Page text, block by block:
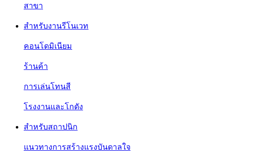
สาขา
สำหรับงานรีโนเวท
คอนโดมิเนียม
ร้านค้า
การเล่นโทนสี
โรงงานและโกดัง
สำหรับสถาปนิก
แนวทางการสร้างแรงบันดาลใจ